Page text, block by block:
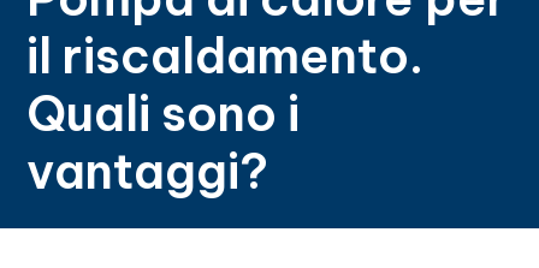
il riscaldamento.
Quali sono i
vantaggi?